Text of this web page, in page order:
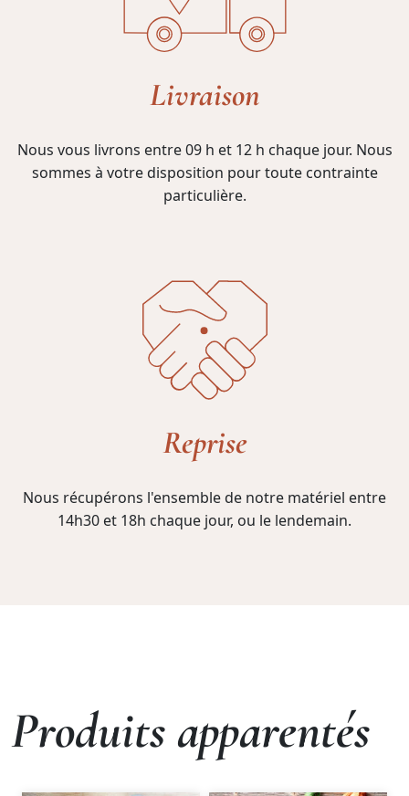
Livraison
Nous vous livrons entre 09 h et 12 h chaque jour. Nous
sommes à votre disposition pour toute contrainte
particulière.
Reprise
Nous récupérons l'ensemble de notre matériel entre
14h30 et 18h chaque jour, ou le lendemain.
Produits apparentés